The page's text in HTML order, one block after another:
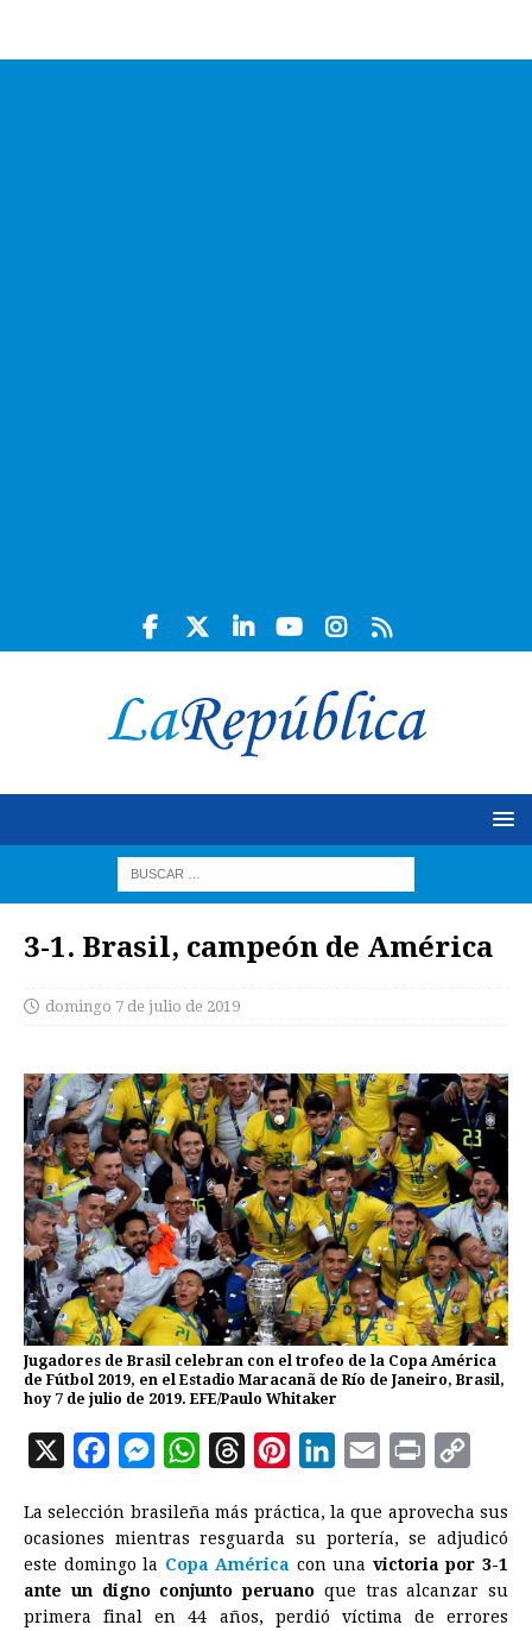
3-1. Brasil, campeón de América
domingo 7 de julio de 2019
Jugadores de Brasil celebran con el trofeo de la Copa América
de Fútbol 2019, en el Estadio Maracanã de Río de Janeiro, Brasil,
hoy 7 de julio de 2019. EFE/Paulo Whitaker
X
c
e
b
M
s
s
e
W
a
t
s
r
e
a
n
e
n
k
e
a
i
l
i
n
t
p
y
L
La selección brasileña más práctica, la que aprovecha sus
ocasiones mientras resguarda su portería, se adjudicó
este domingo la Copa América con una victoria por 3-1
ante un digno conjunto peruano que tras alcanzar su
primera final en 44 años, perdió víctima de errores